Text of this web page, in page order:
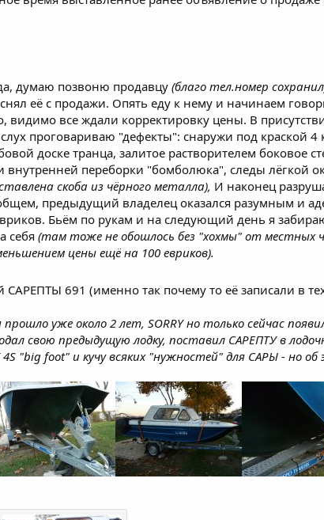
думаю позвоню продавцу (благо тел.номер
её с продажи. Опять еду к нему и начинаем
видимо все ждали корректировку цены. В
проговариваю "дефекты": снаружи под краской
доске транца, залитое растворителем боковое
внутренней переборки "бомболюка", следы лёгкой
скоба из чёрного металла), И наконец
предыдущий владелец оказался разумным и
Бьём по рукам и на следующий день я
себя (там тоже не обошлось без "хохмы" от местных
цены ещё на 100 евриков).
691 (именно так почему то её записали в
прошло уже около 2 лет, SORRY но только сейчас
свою предыдущую лодку, поставил САРЕПТУ в
4S "big foot" и кучу всяких "нужностей" для САРЫ - но